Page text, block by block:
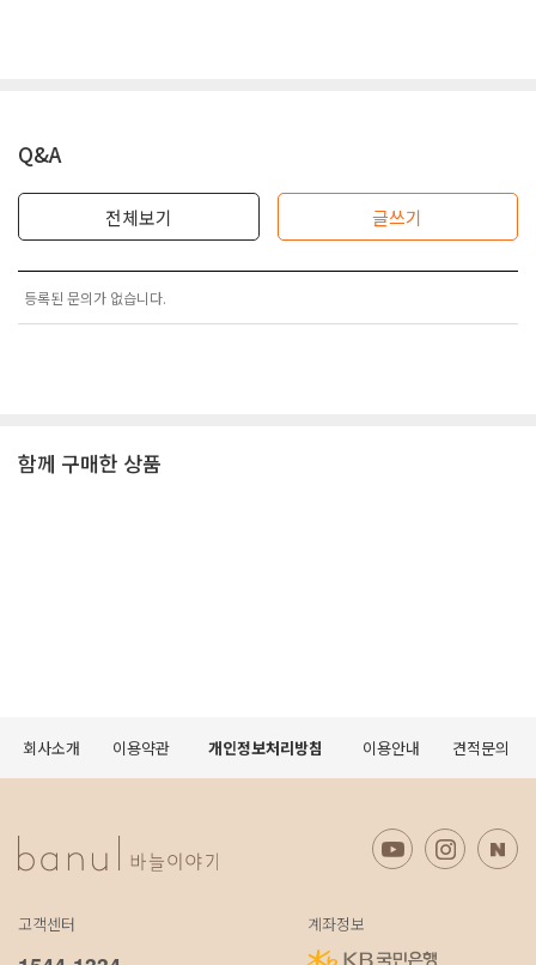
Q&A
전체보기 글쓰기
등록된 문의가 없습니다.
함께 구매한 상품
회사소개 이용약관 개인정보처리방침 이용안내 견적문의
고객센터 계좌정보